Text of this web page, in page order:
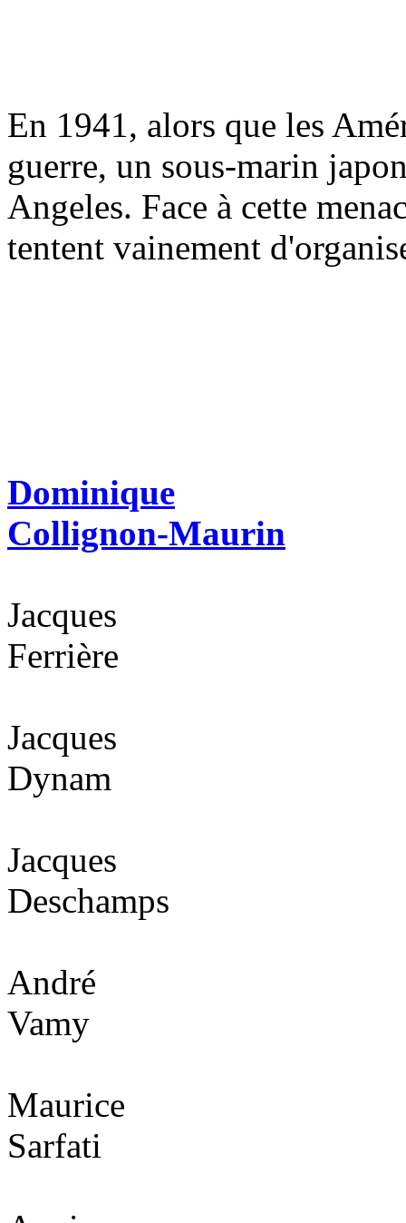
En 1941, alors que les
guerre, un sous-marin
Angeles. Face à cette
tentent vainement
Dominique
Collignon-Maurin
Jacques
Ferrière
Jacques
Dynam
Jacques
Deschamps
André
Vamy
Maurice
Sarfati